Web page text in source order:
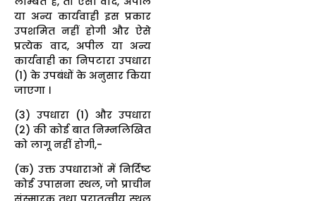
या अन्य कार्यवाही इस प्रकार
उपशमित नहीं होगी और ऐसे
प्रत्येक वाद, अपील या अन्य
कार्यवाही का निपटारा उपधारा
(1) के उपबंधों के अनुसार किया
जाएगा ।
(3) उपधारा (1) और उपधारा
(2) की कोई बात निम्नलिखित
को लागू नहीं होगी,-
(क) उक्त उपधाराओं में निर्दिष्ट
कोई उपासना स्थल, जो प्राचीन